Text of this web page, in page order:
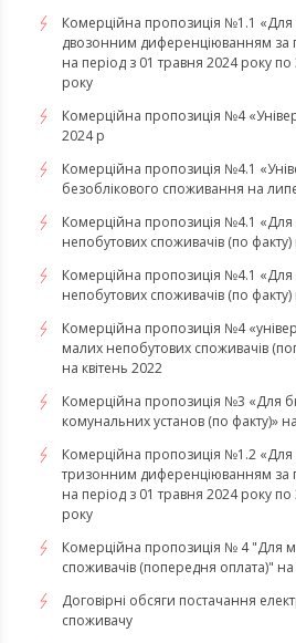
Комерційна пропозиція №1.1 «Для
двозонним диференціюванням за
на період з 01 травня 2024 року
року
Комерційна пропозиція №4
2024 р
Комерційна пропозиція №4.1
безоблікового споживання на
​​​​​​​Комерційна пропозиція №4.1
непобутових споживачів (по
Комерційна пропозиція №4.1
непобутових споживачів (по факту)
​​​​​​​Комерційна пропозиція №4
малих непобутових споживачів
на квітень 2022
Комерційна пропозиція №3 «Для
комунальних установ (по факту)»
Комерційна пропозиція №1.2 «Для
тризонним диференціюванням за
на період з 01 травня 2024 року
року
Комерційна пропозиція № 4 "Для
споживачів (попередня оплата)" на
Договірні обсяги постачання
споживачу